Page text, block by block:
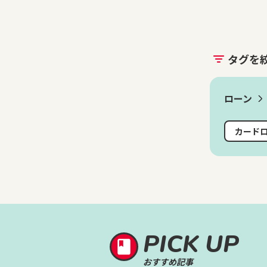
タグを
ローン
カード
PICK UP
おすすめ記事